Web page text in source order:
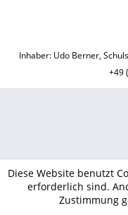
Inhaber: Udo Berner,
+49
Diese Website benutzt
erforderlich sind.
Zustimmung